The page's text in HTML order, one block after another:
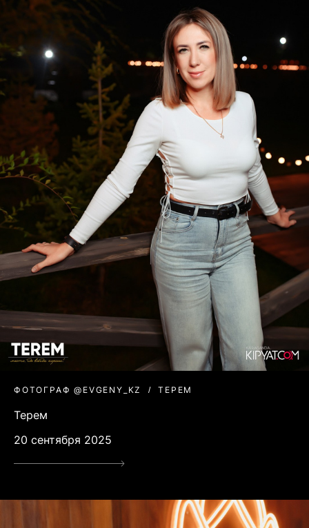
ФОТОГРАФ @EVGENY_KZ ТЕРЕМ
Терем
20 сентября 2025